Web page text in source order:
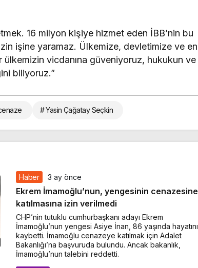
16 milyon kişiye hizmet eden İBB’nin bu
işine yaramaz. Ülkemize, devletimize ve en
vicdanına güveniyoruz, hukukun ve
biliyoruz.”
# Yasin Çağatay Seçkin
Haber 3 ay önce
Ekrem İmamoğlu’nun, yengesinin cenazesine
katılmasına izin verilmedi
CHP’nin tutuklu cumhurbaşkanı adayı Ekrem
İmamoğlu’nun yengesi Asiye İnan, 86 yaşında hayatını
kaybetti. İmamoğlu cenazeye katılmak için Adalet
Bakanlığı’na başvuruda bulundu. Ancak bakanlık,
İmamoğlu’nun talebini reddetti.